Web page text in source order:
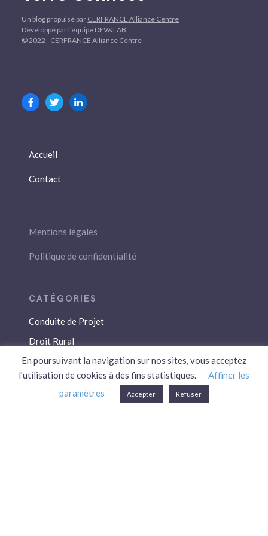
Un blog propulsé par CERFRANCE Alliance Centre
Développé par l'équipe DEV&LAB
© 2022 - CERFRANCE Alliance Centre
Accueil
Contact
Mentions légales
Politique de confidentialité
Conduite de Projet
Droit Rural
Droit Social
Économie / Gestion
Environnement
En poursuivant la navigation sur nos sites, vous acceptez
l'utilisation de cookies à des fins statistiques.
Affiner les
paramètres
Accepter Refuser